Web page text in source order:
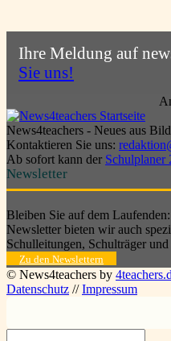
Ihre Meldung auf
Sie uns!
News4teachers - Neues aus
Kontaktieren Sie uns:
Ab sofort kann der Schulplaner
Newsletter
Bleiben Sie auf dem
Newsletter bieten wir auch
Schulleitungen, Schulträger
Zu den Newslettern
© News4teachers by
Datenschutz //Impressum